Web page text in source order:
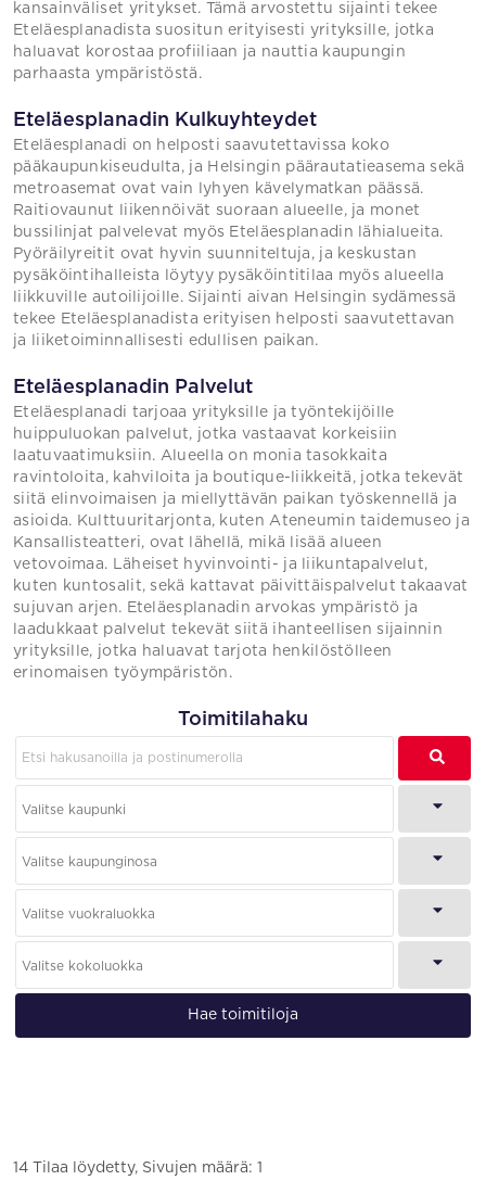
kansainväliset yritykset. Tämä arvostettu sijainti tekee
Eteläesplanadista suositun erityisesti yrityksille, jotka
haluavat korostaa profiiliaan ja nauttia kaupungin
parhaasta ympäristöstä.
Eteläesplanadin Kulkuyhteydet
Eteläesplanadi on helposti saavutettavissa koko
pääkaupunkiseudulta, ja Helsingin päärautatieasema sekä
metroasemat ovat vain lyhyen kävelymatkan päässä.
Raitiovaunut liikennöivät suoraan alueelle, ja monet
bussilinjat palvelevat myös Eteläesplanadin lähialueita.
Pyöräilyreitit ovat hyvin suunniteltuja, ja keskustan
pysäköintihalleista löytyy pysäköintitilaa myös alueella
liikkuville autoilijoille. Sijainti aivan Helsingin sydämessä
tekee Eteläesplanadista erityisen helposti saavutettavan
ja liiketoiminnallisesti edullisen paikan.
Eteläesplanadin Palvelut
Eteläesplanadi tarjoaa yrityksille ja työntekijöille
huippuluokan palvelut, jotka vastaavat korkeisiin
laatuvaatimuksiin. Alueella on monia tasokkaita
ravintoloita, kahviloita ja boutique-liikkeitä, jotka tekevät
siitä elinvoimaisen ja miellyttävän paikan työskennellä ja
asioida. Kulttuuritarjonta, kuten Ateneumin taidemuseo ja
Kansallisteatteri, ovat lähellä, mikä lisää alueen
vetovoimaa. Läheiset hyvinvointi- ja liikuntapalvelut,
kuten kuntosalit, sekä kattavat päivittäispalvelut takaavat
sujuvan arjen. Eteläesplanadin arvokas ympäristö ja
laadukkaat palvelut tekevät siitä ihanteellisen sijainnin
yrityksille, jotka haluavat tarjota henkilöstölleen
erinomaisen työympäristön.
Toimitilahaku
Hae toimitiloja
14 Tilaa löydetty, Sivujen määrä: 1